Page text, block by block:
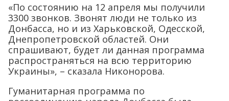
«По состоянию на 12 апреля мы получили
3300 звонков. Звонят люди не только из
Донбасса, но и из Харьковской, Одесской,
Днепропетровской областей. Они
спрашивают, будет ли данная программа
распространяться на всю территорию
Украины», – сказала Никонорова.
Гуманитарная программа по